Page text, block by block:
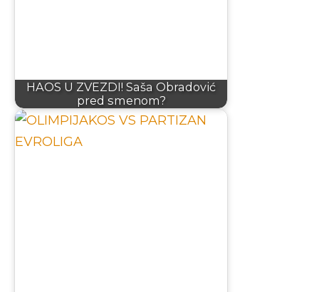
HAOS U ZVEZDI! Saša Obradović
pred smenom?